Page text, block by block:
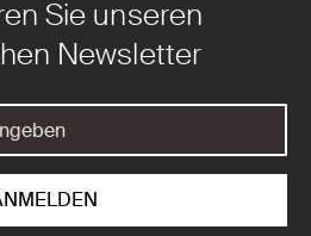
Sie unseren
Newsletter